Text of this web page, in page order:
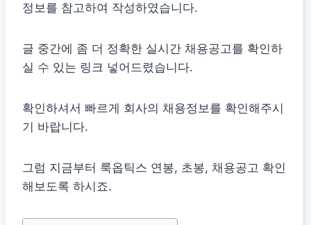
정보를 참고하여 작성하였습니다.
글 중간에 좀 더 정확한 실시간 채용공고를 확인하
실 수 있는 링크 넣어드렸습니다.
확인하셔서 빠르게 회사의 채용정보를 확인해주시
기 바랍니다.
그럼 지금부터 룩옵틱스 연봉, 초봉, 채용공고 확인
해보도록 하시죠.